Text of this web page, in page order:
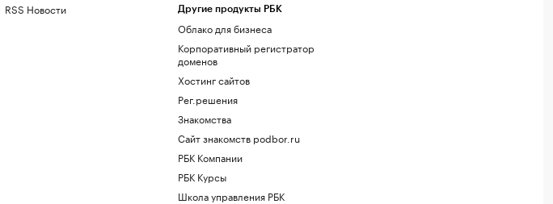
RSS Новости Другие продукты РБК
Облако для бизнеса
Корпоративный регистратор
доменов
Хостинг сайтов
Рег.решения
Знакомства
Сайт знакомств podbor.ru
РБК Компании
РБК Курсы
Школа управления РБК